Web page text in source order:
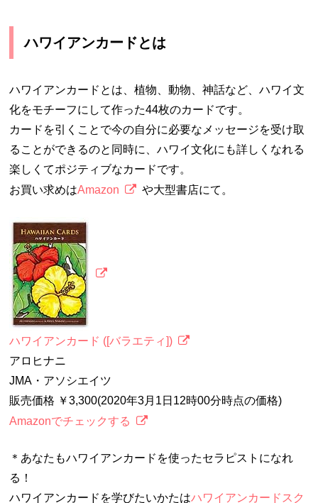
ハワイアンカードとは
ハワイアンカードとは、植物、動物、神話など、ハワイ文
化をモチーフにして作った44枚のカードです。
カードを引くことで今の自分に必要なメッセージを受け取
ることができるのと同時に、ハワイ文化にも詳しくなれる
楽しくてポジティブなカードです。
お買い求めはAmazon や大型書店にて。
ハワイアンカード ([バラエティ])
アロヒナニ
JMA・アソシエイツ
販売価格 ￥3,300(2020年3月1日12時00分時点の価格)
Amazonでチェックする
＊あなたもハワイアンカードを使ったセラピストになれ
る！
ハワイアンカードを学びたいかたはハワイアンカードスク